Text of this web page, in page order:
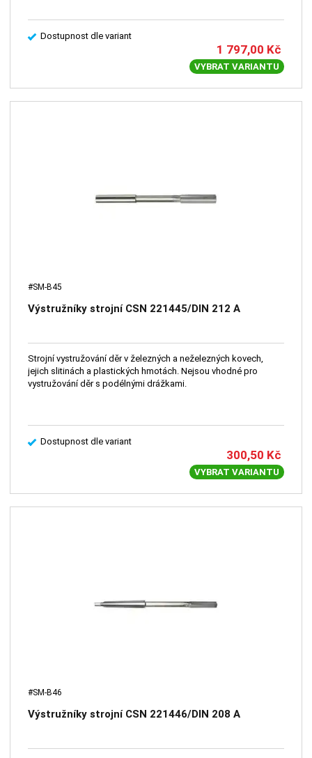
Dostupnost dle variant
1 797,00 Kč
VYBRAT VARIANTU
#SM-B45
Výstružníky strojní CSN 221445/DIN 212 A
Strojní vystružování děr v železných a neželezných kovech,
jejich slitinách a plastických hmotách. Nejsou vhodné pro
vystružování děr s podélnými drážkami.
Dostupnost dle variant
300,50 Kč
VYBRAT VARIANTU
#SM-B46
Výstružníky strojní CSN 221446/DIN 208 A